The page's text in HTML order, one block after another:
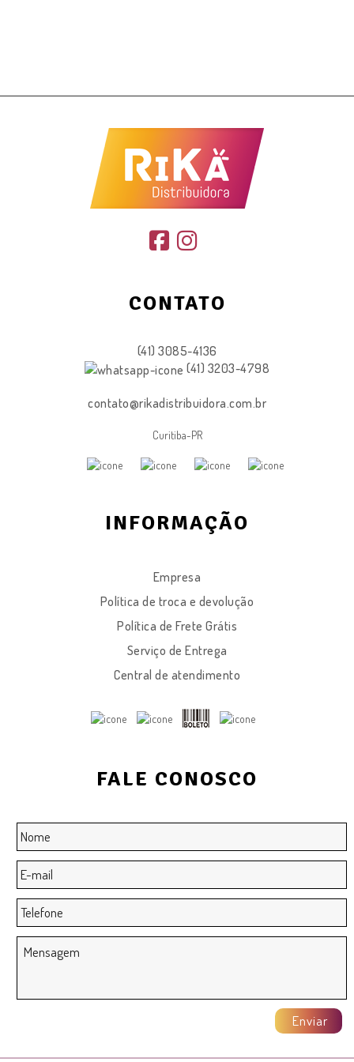
CONTATO
(41) 3085-4136
(41) 3203-4798
contato@rikadistribuidora.com.br
Curitiba-PR
INFORMAÇÃO
Empresa
Política de troca e devolução
Política de Frete Grátis
Serviço de Entrega
Central de atendimento
FALE CONOSCO
Nome *
E-
mail *
Telefone
Mensagem